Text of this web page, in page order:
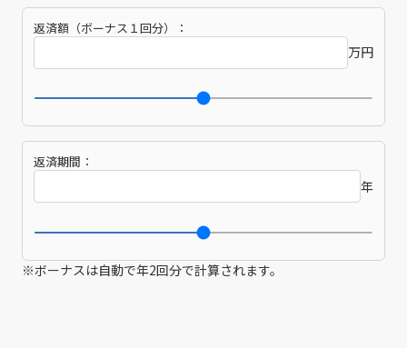
返済額（ボーナス１回分）：
万円
返済期間：
年
※ボーナスは自動で年2回分で計算されます。